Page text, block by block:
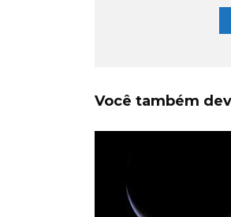
Você também